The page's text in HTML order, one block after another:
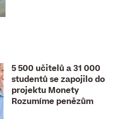
5 500 učitelů a 31 000
studentů se zapojilo do
projektu Monety
Rozumíme penězům